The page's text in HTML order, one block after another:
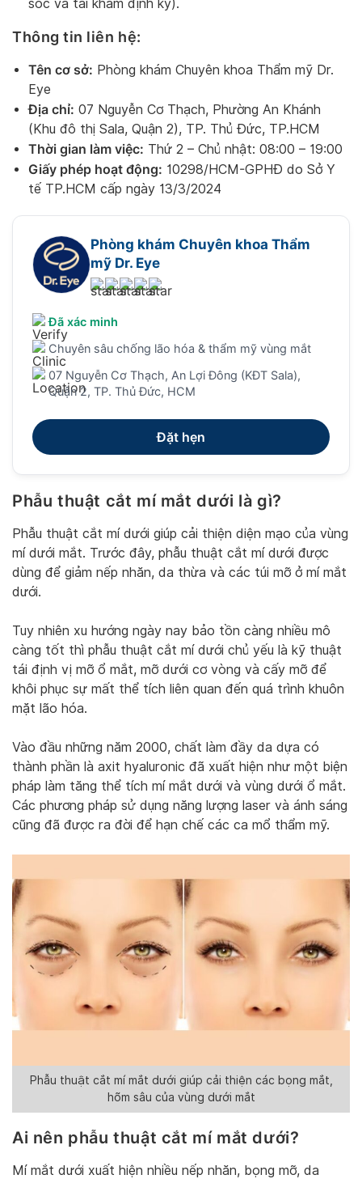
sóc và tái khám định kỳ).
Thông tin liên hệ:
Tên cơ sở: Phòng khám Chuyên khoa Thẩm mỹ Dr.
Eye
Địa chỉ: 07 Nguyễn Cơ Thạch, Phường An Khánh
(Khu đô thị Sala, Quận 2), TP. Thủ Đức, TP.HCM
Thời gian làm việc: Thứ 2 – Chủ nhật: 08:00 – 19:00
Giấy phép hoạt động: 10298/HCM-GPHĐ do Sở Y
tế TP.HCM cấp ngày 13/3/2024
Phòng khám Chuyên khoa Thẩm
mỹ Dr. Eye
Đã xác minh
Chuyên sâu chống lão hóa & thẩm mỹ vùng mắt
07 Nguyễn Cơ Thạch, An Lợi Đông (KĐT Sala),
Quận 2, TP. Thủ Đức, HCM
Đặt hẹn
Phẫu thuật cắt mí mắt dưới là gì?
Phẫu thuật cắt mí dưới giúp cải thiện diện mạo của vùng
mí dưới mắt. Trước đây, phẫu thuật cắt mí dưới được
dùng để giảm nếp nhăn, da thừa và các túi mỡ ở mí mắt
dưới.
Tuy nhiên xu hướng ngày nay bảo tồn càng nhiều mô
càng tốt thì phẫu thuật cắt mí dưới chủ yếu là kỹ thuật
tái định vị mỡ ổ mắt, mỡ dưới cơ vòng và cấy mỡ để
khôi phục sự mất thể tích liên quan đến quá trình khuôn
mặt lão hóa.
Vào đầu những năm 2000, chất làm đầy da dựa có
thành phần là axit hyaluronic đã xuất hiện như một biện
pháp làm tăng thể tích mí mắt dưới và vùng dưới ổ mắt.
Các phương pháp sử dụng năng lượng laser và ánh sáng
cũng đã được ra đời để hạn chế các ca mổ thẩm mỹ.
Phẫu thuật cắt mí mắt dưới giúp cải thiện các bọng mắt,
hõm sâu của vùng dưới mắt
Ai nên phẫu thuật cắt mí mắt dưới?
Mí mắt dưới xuất hiện nhiều nếp nhăn, bọng mỡ, da